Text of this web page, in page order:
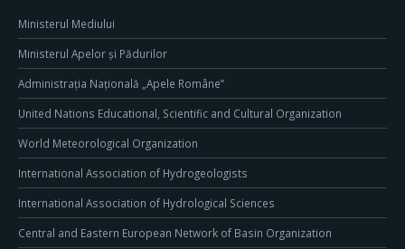
Ministerul Mediului
Ministerul Apelor și Pădurilor
Administrația Națională „Apele Române”
United Nations Educational, Scientific and Cultural Organization
World Meteorological Organization
International Association of Hydrogeologists
International Association of Hydrological Sciences
Central and Eastern European Network of Basin Organization